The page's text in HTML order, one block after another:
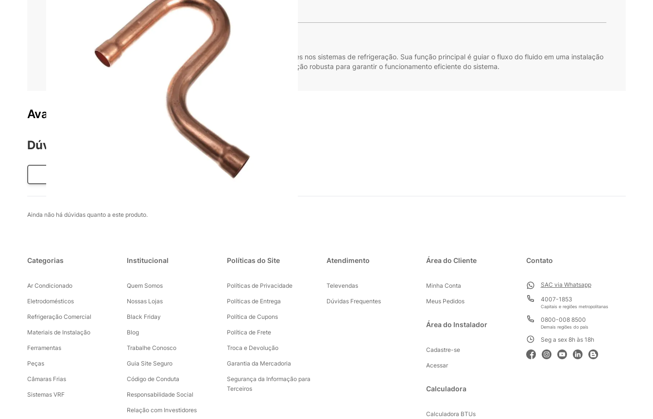
Sifão S Conexão Cobre 1.1/4 1,17 mm Hulter HT2SS114P
Esta peça foi projetada para simplificar a montagem e o cuidado das tubulações nos sistemas de refrigeração. Sua função principal é guiar o fluxo do fluido em uma instalação
de resfriamento. Com uma espessura de parede de 1,17 mm, oferece uma solução robusta para garantir o funcionamento eficiente do sistema.
Características técnicas
Avaliações do produto
Dúvidas sobre o Produto
Ainda não há dúvidas quanto a este produto.
Categorias
Ar Condicionado
Eletrodomésticos
Refrigeração Comercial
Materiais de Instalação
Ferramentas
Peças
Câmaras Frias
Sistemas VRF
Institucional
Quem Somos
Nossas Lojas
Black Friday
Blog
Trabalhe Conosco
Guia Site Seguro
Código de Conduta
Responsabilidade Social
Relação com Investidores
Políticas do Site
Políticas de Privacidade
Políticas de Entrega
Política de Cupons
Política de Frete
Troca e Devolução
Garantia da Mercadoria
Segurança da Informação para
Terceiros
Atendimento
Televendas
Dúvidas Frequentes
Área do Cliente
Minha Conta
Meus Pedidos
Área do Instalador
Cadastre-se
Acessar
Calculadora
Calculadora BTUs
Contato
SAC via Whatsapp
4007-1853
Capitais e regiões metropolitanas
0800-008 8500
Demais regiões do país
Seg a sex 8h às 18h